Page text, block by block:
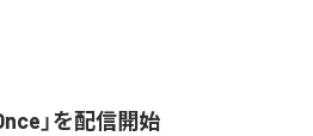
」を配信開始